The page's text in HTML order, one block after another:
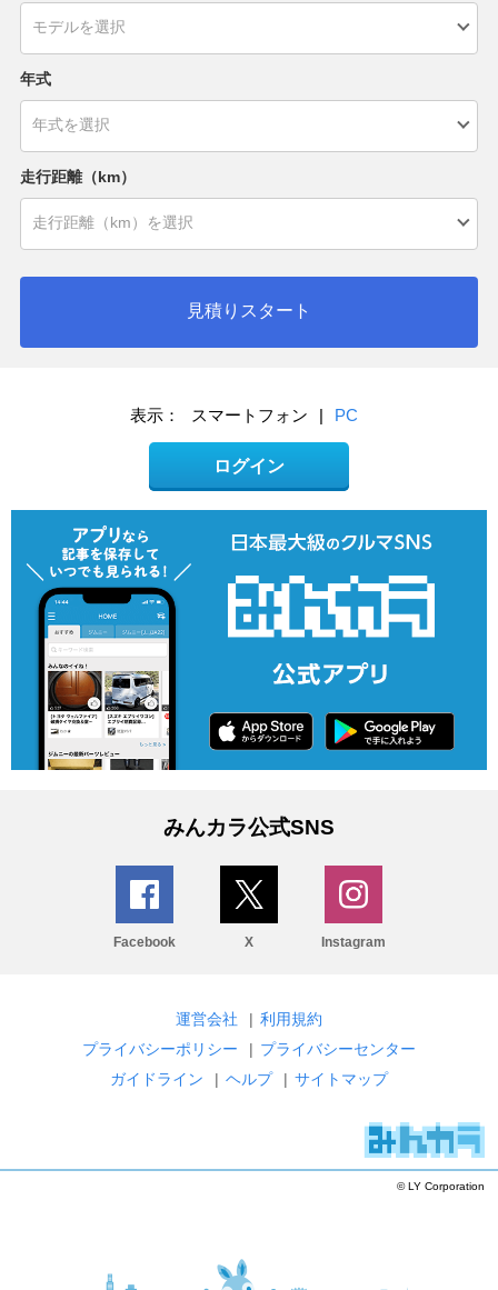
年式
走行距離（km）
見積りスタート
表示： スマートフォン | PC
ログイン
みんカラ公式SNS
Facebook X Instagram
運営会社 | 利用規約
プライバシーポリシー
| プライバシーセンター
ガイドライン
| ヘルプ | サイトマップ
© LY Corporation